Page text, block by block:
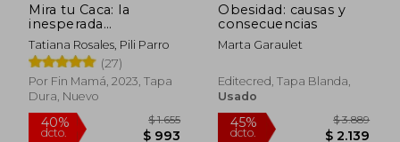
Mira tu Caca: la
inesperada
herramienta para
motivarse a comer
más saludable y dejar
el pañal (Best Seller)
Tatiana Rosales, Pili Parro
(27)
Por Fin Mamá, 2023, Tapa
Dura, Nuevo
Obesidad: causas y
consecuencias
Marta Garaulet
Editecred, Tapa Blanda,
Usado